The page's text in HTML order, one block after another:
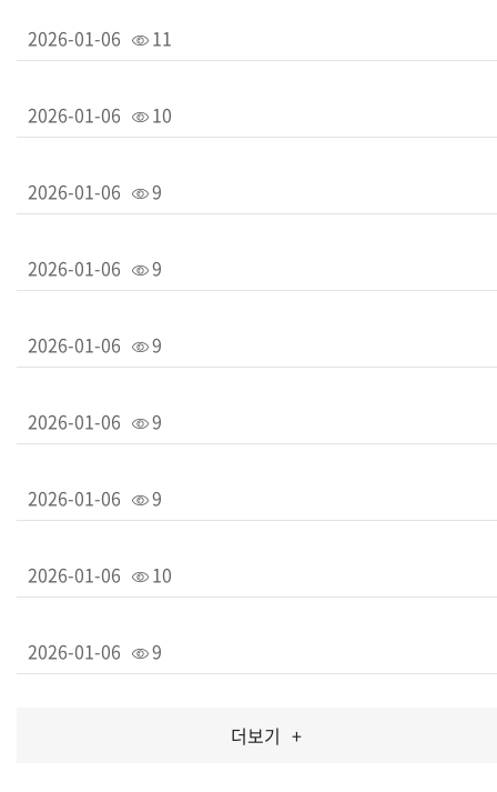
2026-01-06 11
2026-01-06 10
2026-01-06 9
2026-01-06 9
2026-01-06 9
2026-01-06 9
2026-01-06 9
2026-01-06 10
2026-01-06 9
더보기 +